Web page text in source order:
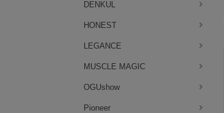
DENKUL
HONEST
LEGANCE
MUSCLE MAGIC
OGUshow
Pioneer